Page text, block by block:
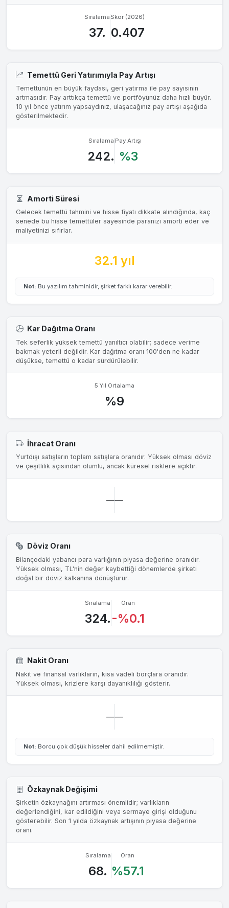
Sıralama
37.
Skor (2026)
0.407
Temettü Geri Yatırımıyla Pay Artışı
Temettünün en büyük faydası, geri yatırma ile pay sayısının
artmasıdır. Pay arttıkça temettü ve portföyünüz daha hızlı büyür.
10 yıl önce yatırım yapsaydınız, ulaşacağınız pay artışı aşağıda
gösterilmektedir.
Sıralama
242.
Pay Artışı
%3
Amorti Süresi
Gelecek temettü tahmini ve hisse fiyatı dikkate alındığında, kaç
senede bu hisse temettüler sayesinde paranızı amorti eder ve
maliyetinizi sıfırlar.
32.1 yıl
Not: Bu yazılım tahminidir, şirket farklı karar verebilir.
Kar Dağıtma Oranı
Tek seferlik yüksek temettü yanıltıcı olabilir; sadece verime
bakmak yeterli değildir. Kar dağıtma oranı 100'den ne kadar
düşükse, temettü o kadar sürdürülebilir.
5 Yıl Ortalama
%9
İhracat Oranı
Yurtdışı satışların toplam satışlara oranıdır. Yüksek olması döviz
ve çeşitlilik açısından olumlu, ancak küresel risklere açıktır.
——
Döviz Oranı
Bilançodaki yabancı para varlığının piyasa değerine oranıdır.
Yüksek olması, TL'nin değer kaybettiği dönemlerde şirketi
doğal bir döviz kalkanına dönüştürür.
Sıralama
324.
Oran
-%0.1
Nakit Oranı
Nakit ve finansal varlıkların, kısa vadeli borçlara oranıdır.
Yüksek olması, krizlere karşı dayanıklılığı gösterir.
——
Not: Borcu çok düşük hisseler dahil edilmemiştir.
Özkaynak Değişimi
Şirketin özkaynağını artırması önemlidir; varlıkların
değerlendiğini, kar edildiğini veya sermaye girişi olduğunu
gösterebilir. Son 1 yılda özkaynak artışının piyasa değerine
oranı.
Sıralama
68.
Oran
%57.1